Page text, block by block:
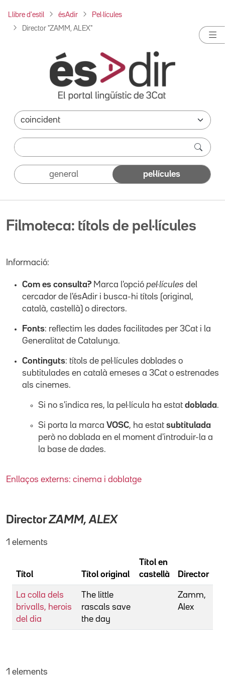
Llibre d'estil ésAdir Pel·lícules
Director "ZAMM, ALEX"
general pel·lícules
Filmoteca: títols de pel·lícules
Informació:
Com es consulta? Marca l'opció pel·lícules del
cercador de l'ésAdir i busca-hi títols (original,
català, castellà) o directors.
Fonts: reflectim les dades facilitades per 3Cat i la
Generalitat de Catalunya.
Continguts: títols de pel·lícules doblades o
subtitulades en català emeses a 3Cat o estrenades
als cinemes.
Si no s'indica res, la pel·lícula ha estat doblada.
Si porta la marca VOSC, ha estat subtitulada
però no doblada en el moment d'introduir-la a
la base de dades.
Enllaços externs: cinema i doblatge
DirectorZAMM, ALEX
1 elements
Títol Títol original
Títol en
castellà
Director
La colla dels
brivalls, herois
del dia
The little
rascals save
the day
Zamm,
Alex
1 elements